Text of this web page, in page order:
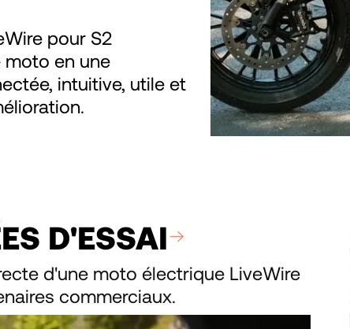
pour S2
en une
intuitive, utile et
D'ESSAI
d'une moto électrique LiveWire
commerciaux.